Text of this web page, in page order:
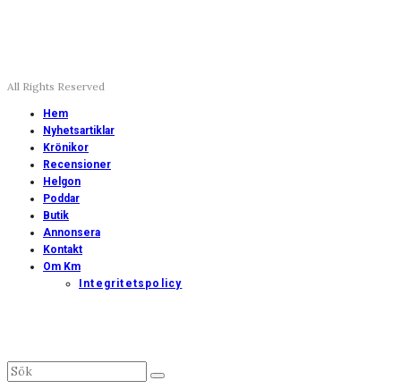
All Rights Reserved
Hem
Nyhetsartiklar
Krönikor
Recensioner
Helgon
Poddar
Butik
Annonsera
Kontakt
Om Km
Integritetspolicy